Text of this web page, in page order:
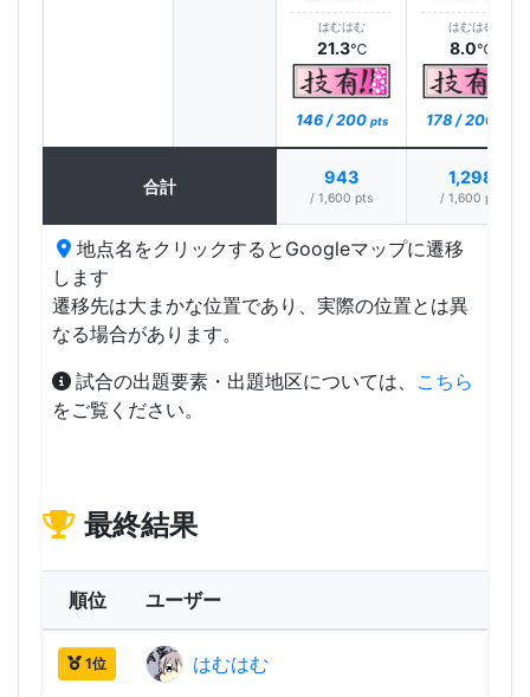
はむはむ
21.3℃
146 / 200 pts
はむはむ
8.0℃
178 / 200
合計 943
/ 1,600 pts
1,298
/ 1,600 pts
地点名をクリックするとGoogleマップに遷移
します
遷移先は大まかな位置であり、実際の位置とは異
なる場合があります。
試合の出題要素・出題地区については、 こちら
をご覧ください。
最終結果
順位 ユーザー
1位 はむはむ